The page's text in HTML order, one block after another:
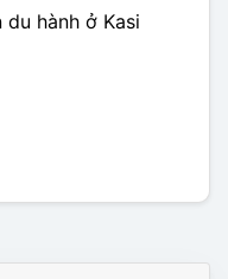
hành ở Kasi